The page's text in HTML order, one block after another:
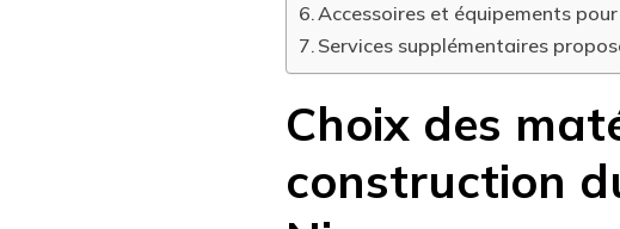
Accessoires et équipements
Services supplémentaires
Choix des
construction